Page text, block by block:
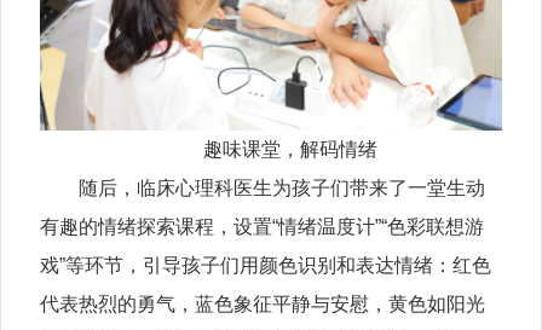
趣味课堂，解码情绪
随后，临床心理科医生为孩子们带来了一堂生动
有趣的情绪探索课程，设置“情绪温度计”“色彩联想游
戏”等环节，引导孩子们用颜色识别和表达情绪：红色
代表热烈的勇气，蓝色象征平静与安慰，黄色如阳光